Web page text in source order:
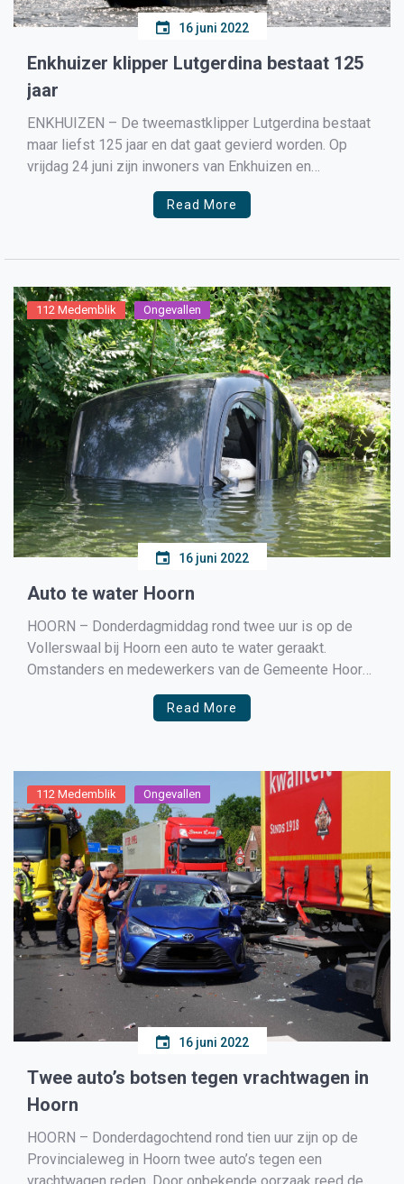
16 juni 2022
Enkhuizer klipper Lutgerdina bestaat 125
jaar
ENKHUIZEN – De tweemastklipper Lutgerdina bestaat
maar liefst 125 jaar en dat gaat gevierd worden. Op
vrijdag 24 juni zijn inwoners van Enkhuizen en
omstreken van 13.30 tot 15.30 uur van harte welkom
om een bezoek te brengen aan dit unieke schip, dat
Read More
112 Medemblik Ongevallen
16 juni 2022
Auto te water Hoorn
HOORN – Donderdagmiddag rond twee uur is op de
Vollerswaal bij Hoorn een auto te water geraakt.
Omstanders en medewerkers van de Gemeente Hoorn
die het ongeval zagen gebeuren hebben de bestuurder
uit de auto gehaald. De medewerkers van de Gemeente
Read More
112 Medemblik Ongevallen
16 juni 2022
Twee auto’s botsen tegen vrachtwagen in
Hoorn
HOORN – Donderdagochtend rond tien uur zijn op de
Provincialeweg in Hoorn twee auto’s tegen een